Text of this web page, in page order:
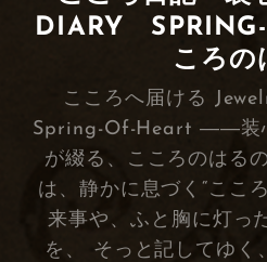
DIARY SPRING-
ころの
こころへ届ける
Spring-Of-Heart ――装
が綴る、こころのはる
は、静かに息づく“ここ
来事や、ふと胸に灯っ
を、 そっと記してゆく